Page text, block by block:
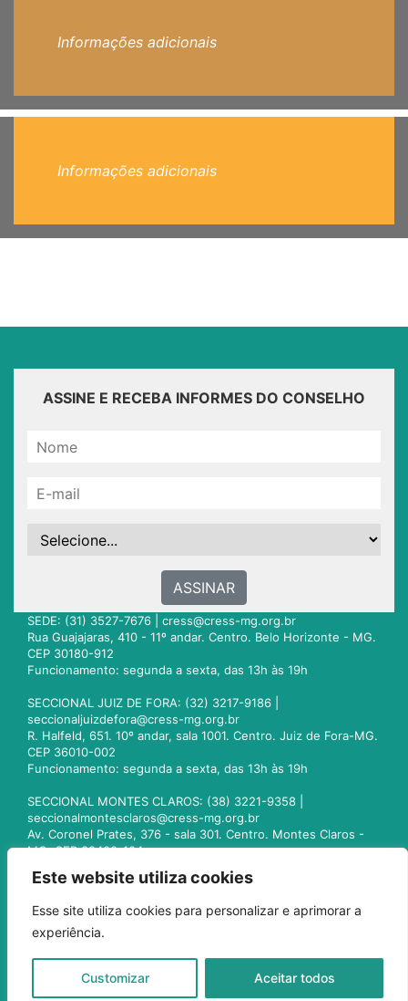
Este website utiliza cookies
Esse site utiliza cookies para personalizar e aprimorar a
experiência.
Customizar Aceitar todos
Informações adicionais
Informações adicionais
ASSINE E RECEBA INFORMES DO CONSELHO
ASSINAR
SEDE: (31) 3527-7676 | cress@cress-mg.org.br
Rua Guajajaras, 410 - 11º andar. Centro. Belo Horizonte - MG.
CEP 30180-912
Funcionamento: segunda a sexta, das 13h às 19h
SECCIONAL JUIZ DE FORA: (32) 3217-9186 |
seccionaljuizdefora@cress-mg.org.br
R. Halfeld, 651. 10º andar, sala 1001. Centro. Juiz de Fora-MG.
CEP 36010-002
Funcionamento: segunda a sexta, das 13h às 19h
SECCIONAL MONTES CLAROS: (38) 3221-9358 |
seccionalmontesclaros@cress-mg.org.br
Av. Coronel Prates, 376 - sala 301. Centro. Montes Claros -
MG. CEP 39400-104
seccionaluberlandia@cress-mg.org.br
Av. Afonso Pena, 547 - sala 101. Uberlândia - MG. CEP